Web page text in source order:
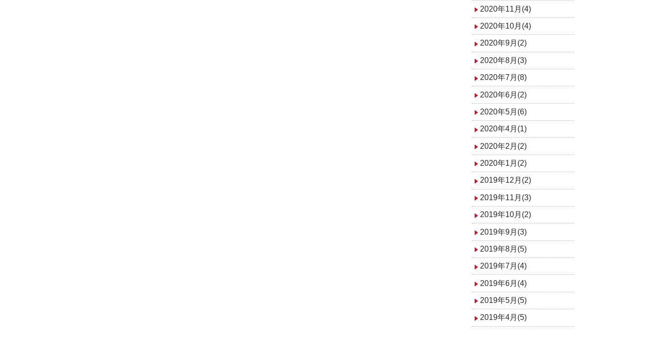
2020年11月(4)
2020年10月(4)
2020年9月(2)
2020年8月(3)
2020年7月(8)
2020年6月(2)
2020年5月(6)
2020年4月(1)
2020年2月(2)
2020年1月(2)
2019年12月(2)
2019年11月(3)
2019年10月(2)
2019年9月(3)
2019年8月(5)
2019年7月(4)
2019年6月(4)
2019年5月(5)
2019年4月(5)